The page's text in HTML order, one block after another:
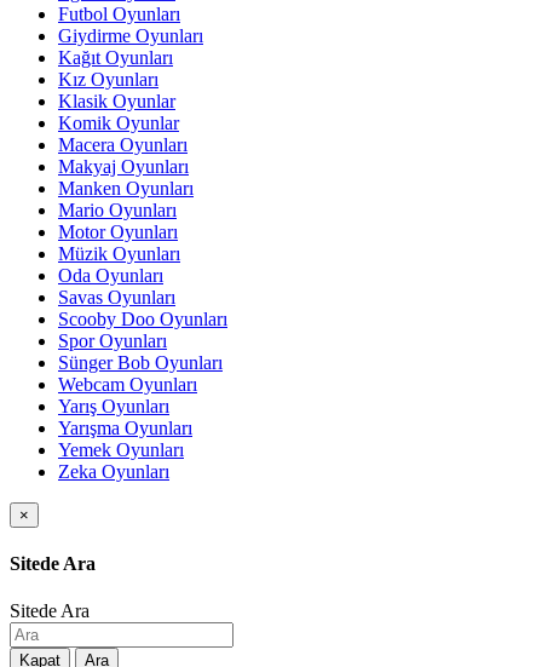
Futbol Oyunları
Giydirme Oyunları
Kağıt Oyunları
Kız Oyunları
Klasik Oyunlar
Komik Oyunlar
Macera Oyunları
Makyaj Oyunları
Manken Oyunları
Mario Oyunları
Motor Oyunları
Müzik Oyunları
Oda Oyunları
Savas Oyunları
Scooby Doo Oyunları
Spor Oyunları
Sünger Bob Oyunları
Webcam Oyunları
Yarış Oyunları
Yarışma Oyunları
Yemek Oyunları
Zeka Oyunları
×
Sitede Ara
Sitede Ara
Kapat Ara